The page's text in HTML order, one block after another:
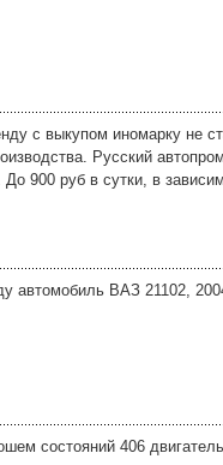
с выкупом иномарку не
Русский
900 руб в сутки, в
автомобиль ВАЗ 21102,
состояний 406